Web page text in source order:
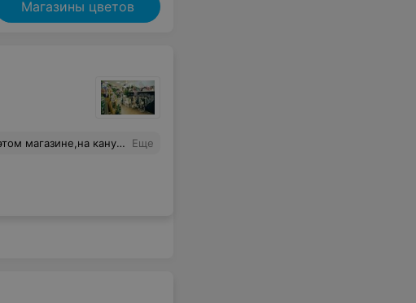
Магазины цветов
для записи,и сразу поднялось настроения ,я не первый кто написал эту жалобу.Ко всему хочу добавить,я всегда покупал цветы в Планете цветов,но то что произошло,это просто ужас. Еще